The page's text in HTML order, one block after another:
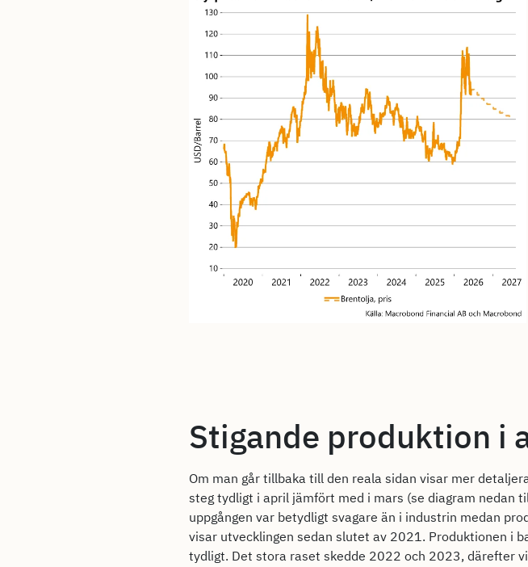
Stigande produktion i
Om man går tillbaka till den reala sidan visar mer
steg tydligt i april jämfört med i mars (se diagram nedan
uppgången var betydligt svagare än i industrin medan
visar utvecklingen sedan slutet av 2021. Produktionen i
tydligt. Det stora raset skedde 2022 och 2023, därefter